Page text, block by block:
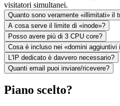
visitatori simultanei.
Quanto sono veramente «illimitati» il
A cosa serve il limite di «inode»?
Posso avere più di 3 CPU core?
Cosa è incluso nei «domini aggiuntivi
L'IP dedicato è davvero necessario?
Quanti email puoi inviare/ricevere?
Piano scelto?